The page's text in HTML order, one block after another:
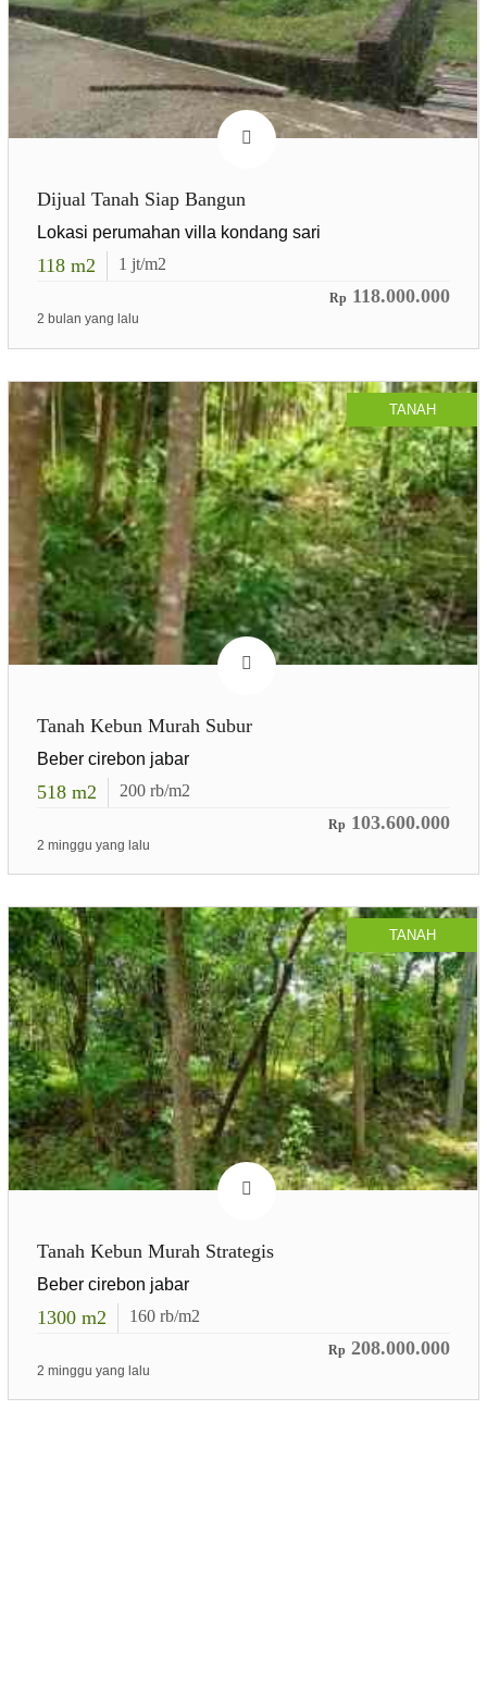
Dijual Tanah Siap Bangun
Lokasi perumahan villa kondang sari
118 m2 1 jt/m2
Rp 118.000.000
2 bulan yang lalu
TANAH
Tanah Kebun Murah Subur
Beber cirebon jabar
518 m2 200 rb/m2
Rp 103.600.000
2 minggu yang lalu
TANAH
Tanah Kebun Murah Strategis
Beber cirebon jabar
1300 m2 160 rb/m2
Rp 208.000.000
2 minggu yang lalu